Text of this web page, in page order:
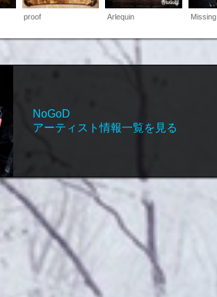
proof Arlequin Missing
NoGoD
アーティスト情報一覧を見る